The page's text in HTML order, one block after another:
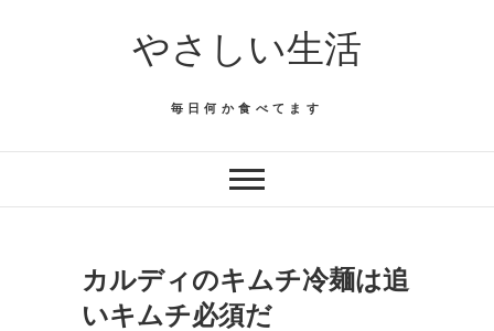
やさしい生活
毎日何か食べてます
カルディのキムチ冷麺は追
いキムチ必須だ